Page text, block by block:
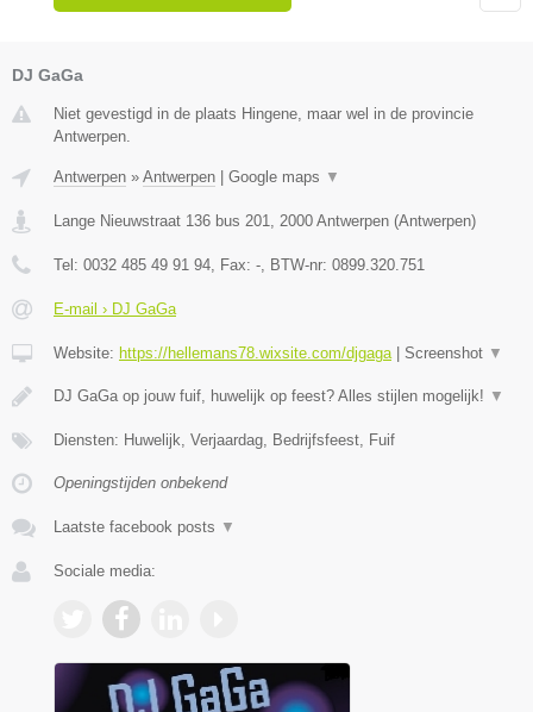
DJ GaGa
Niet gevestigd in de plaats Hingene, maar wel in de provincie
Antwerpen.
Antwerpen » Antwerpen Google maps ▼
Lange Nieuwstraat 136 bus 201, 2000 Antwerpen (Antwerpen)
Tel: 0032 485 49 91 94, Fax: -, BTW-nr: 0899.320.751
E-mail › DJ GaGa
Website: https://hellemans78.wixsite.com/djgaga| Screenshot ▼
DJ GaGa op jouw fuif, huwelijk op feest? Alles stijlen mogelijk! ▼
Diensten: Huwelijk, Verjaardag, Bedrijfsfeest, Fuif
Openingstijden onbekend
Laatste facebook posts ▼
Sociale media: